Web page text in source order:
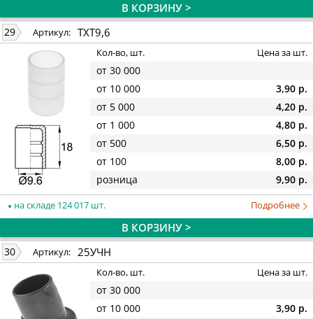
В КОРЗИНУ >
29 Артикул: TXT9,6
Кол-во, шт. Цена за шт.
от 30 000
от 10 000
3,90 р.
от 5 000
4,20 р.
от 1 000
4,80 р.
от 500
6,50 р.
от 100
8,00 р.
розница
9,90 р.
на складе 124 017 шт. Подробнее
В КОРЗИНУ >
30 Артикул: 25УЧН
Кол-во, шт. Цена за шт.
от 30 000
от 10 000
3,90 р.